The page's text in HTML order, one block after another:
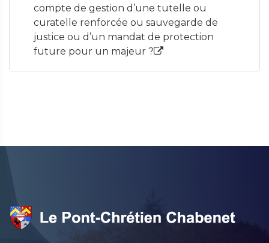
compte de gestion d’une tutelle ou
curatelle renforcée ou sauvegarde de
justice ou d’un mandat de protection
future pour un majeur ?